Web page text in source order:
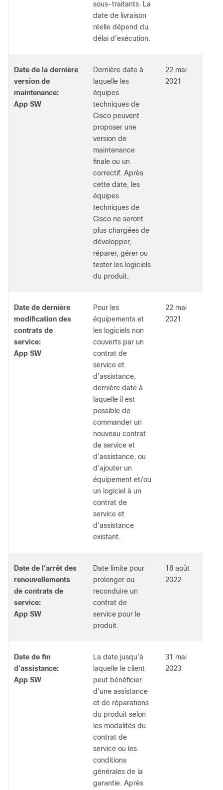
sous-traitants. La
date de livraison
réelle dépend du
délai d’exécution.
Date de la dernière
version de
maintenance:
App SW
Dernière date à
laquelle les
équipes
techniques de
Cisco peuvent
proposer une
version de
maintenance
finale ou un
correctif. Après
cette date, les
équipes
techniques de
Cisco ne seront
plus chargées de
développer,
réparer, gérer ou
tester les logiciels
du produit.
22 mai
2021
Date de dernière
modification des
contrats de
service:
App SW
Pour les
équipements et
les logiciels non
couverts par un
contrat de
service et
d’assistance,
dernière date à
laquelle il est
possible de
commander un
nouveau contrat
de service et
d’assistance, ou
d’ajouter un
équipement et/ou
un logiciel à un
contrat de
service et
d’assistance
existant.
22 mai
2021
Date de l'arrêt des
renouvellements
de contrats de
service:
App SW
Date limite pour
prolonger ou
reconduire un
contrat de
service pour le
produit.
18 août
2022
Date de fin
d'assistance:
App SW
La date jusqu’à
laquelle le client
peut bénéficier
d’une assistance
et de réparations
du produit selon
les modalités du
contrat de
service ou les
conditions
générales de la
garantie. Après
31 mai
2023